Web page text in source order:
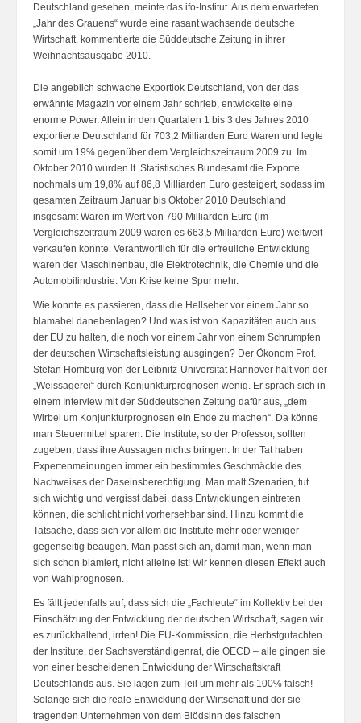
Deutschland gesehen, meinte das ifo-Institut. Aus dem erwarteten
„Jahr des Grauens“ wurde eine rasant wachsende deutsche
Wirtschaft, kommentierte die Süddeutsche Zeitung in ihrer
Weihnachtsausgabe 2010.
Die angeblich schwache Exportlok Deutschland, von der das
erwähnte Magazin vor einem Jahr schrieb, entwickelte eine
enorme Power. Allein in den Quartalen 1 bis 3 des Jahres 2010
exportierte Deutschland für 703,2 Milliarden Euro Waren und legte
somit um 19% gegenüber dem Vergleichszeitraum 2009 zu. Im
Oktober 2010 wurden lt. Statistisches Bundesamt die Exporte
nochmals um 19,8% auf 86,8 Milliarden Euro gesteigert, sodass im
gesamten Zeitraum Januar bis Oktober 2010 Deutschland
insgesamt Waren im Wert von 790 Milliarden Euro (im
Vergleichszeitraum 2009 waren es 663,5 Milliarden Euro) weltweit
verkaufen konnte. Verantwortlich für die erfreuliche Entwicklung
waren der Maschinenbau, die Elektrotechnik, die Chemie und die
Automobilindustrie. Von Krise keine Spur mehr.
Wie konnte es passieren, dass die Hellseher vor einem Jahr so
blamabel danebenlagen? Und was ist von Kapazitäten auch aus
der EU zu halten, die noch vor einem Jahr von einem Schrumpfen
der deutschen Wirtschaftsleistung ausgingen? Der Ökonom Prof.
Stefan Homburg von der Leibnitz-Universität Hannover hält von der
„Weissagerei“ durch Konjunkturprognosen wenig. Er sprach sich in
einem Interview mit der Süddeutschen Zeitung dafür aus, „dem
Wirbel um Konjunkturprognosen ein Ende zu machen“. Da könne
man Steuermittel sparen. Die Institute, so der Professor, sollten
zugeben, dass ihre Aussagen nichts bringen. In der Tat haben
Expertenmeinungen immer ein bestimmtes Geschmäckle des
Nachweises der Daseinsberechtigung. Man malt Szenarien, tut
sich wichtig und vergisst dabei, dass Entwicklungen eintreten
können, die schlicht nicht vorhersehbar sind. Hinzu kommt die
Tatsache, dass sich vor allem die Institute mehr oder weniger
gegenseitig beäugen. Man passt sich an, damit man, wenn man
sich schon blamiert, nicht alleine ist! Wir kennen diesen Effekt auch
von Wahlprognosen.
Es fällt jedenfalls auf, dass sich die „Fachleute“ im Kollektiv bei der
Einschätzung der Entwicklung der deutschen Wirtschaft, sagen wir
es zurückhaltend, irrten! Die EU-Kommission, die Herbstgutachten
der Institute, der Sachsverständigenrat, die OECD – alle gingen sie
von einer bescheidenen Entwicklung der Wirtschaftskraft
Deutschlands aus. Sie lagen zum Teil um mehr als 100% falsch!
Solange sich die reale Entwicklung der Wirtschaft und der sie
tragenden Unternehmen von dem Blödsinn des falschen